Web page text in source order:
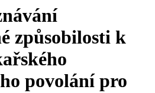
způsobilosti k
povolání pro